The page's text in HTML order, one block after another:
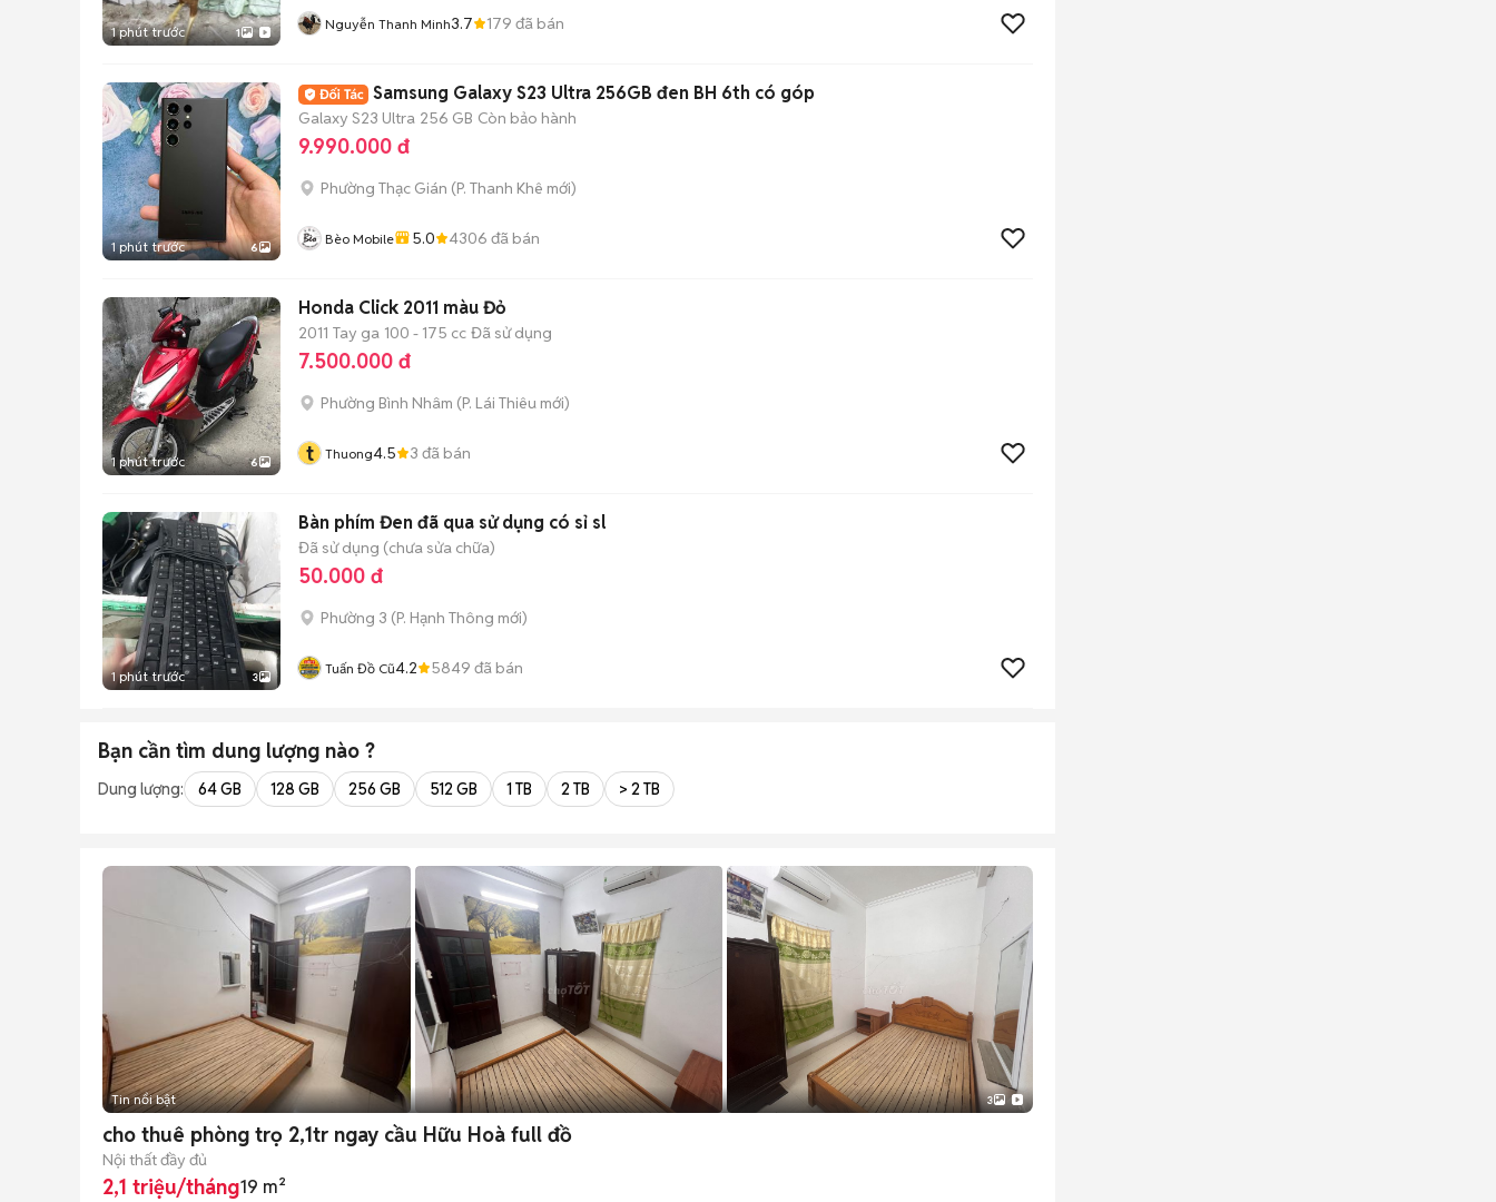
1 phút trước 1 Nguyễn Thanh Minh3.7 179 đã bán
1 phút trước 6
Samsung Galaxy S23 Ultra 256GB đen BH 6th có góp
Galaxy S23 Ultra 256 GB Còn bảo hành
9.990.000 đ
Phường Thạc Gián (P. Thanh Khê mới)
Bèo Mobile 5.0 4306 đã bán
1 phút trước 6
Honda Click 2011 màu Đỏ
2011 Tay ga 100 - 175 cc Đã sử dụng
7.500.000 đ
Phường Bình Nhâm (P. Lái Thiêu mới)
t Thuong4.5 3 đã bán
1 phút trước 3
Bàn phím Đen đã qua sử dụng có sỉ sl
Đã sử dụng (chưa sửa chữa)
50.000 đ
Phường 3 (P. Hạnh Thông mới)
Tuấn Đồ Cũ4.2 5849 đã bán
Bạn cần tìm dung lượng nào ?
Dung lượng: 64 GB 128 GB 256 GB 512 GB 1 TB 2 TB > 2 TB
Tin nổi bật 3
cho thuê phòng trọ 2,1tr ngay cầu Hữu Hoà full đồ
Nội thất đầy đủ
2,1 triệu/tháng19 m²